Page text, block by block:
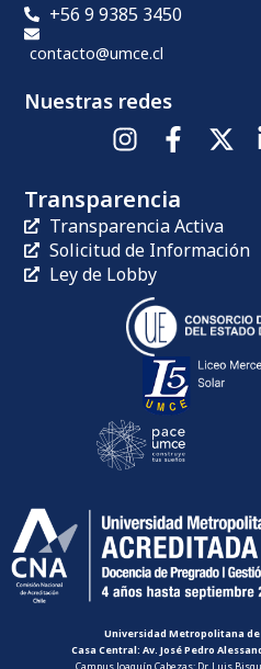
+56 9 9385 3450
contacto@umce.cl
Nuestras redes
Transparencia
Transparencia Activa
Solicitud de Información
Ley de Lobby
Universidad Metropolitana de
Casa Central: Av. José Pedro
Campus Joaquín Cabezas: Dr. Luis